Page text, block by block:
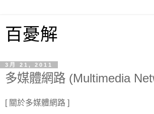
百憂解
3月 21, 2011
多媒體網路 (Multimedia
[ 關於多媒體網路 ]